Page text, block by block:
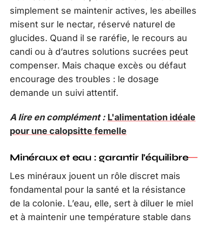
simplement se maintenir actives, les abeilles
misent sur le nectar, réservé naturel de
glucides. Quand il se raréfie, le recours au
candi ou à d’autres solutions sucrées peut
compenser. Mais chaque excès ou défaut
encourage des troubles : le dosage
demande un suivi attentif.
A lire en complément : L'alimentation idéale
pour une calopsitte femelle
Minéraux et eau : garantir l’équilibre
Les minéraux jouent un rôle discret mais
fondamental pour la santé et la résistance
de la colonie. L’eau, elle, sert à diluer le miel
et à maintenir une température stable dans